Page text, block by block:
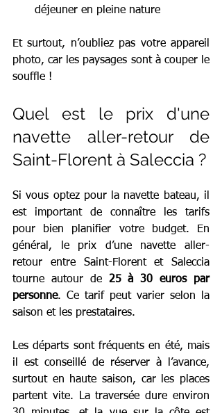
déjeuner en pleine nature
Et surtout, n’oubliez pas votre appareil
photo, car les paysages sont à couper le
souffle !
Quel est le prix d'une
navette aller-retour de
Saint-Florent à Saleccia ?
Si vous optez pour la navette bateau, il
est important de connaître les tarifs
pour bien planifier votre budget. En
général, le prix d’une navette aller-
retour entre Saint-Florent et Saleccia
tourne autour de 25 à 30 euros par
personne. Ce tarif peut varier selon la
saison et les prestataires.
Les départs sont fréquents en été, mais
il est conseillé de réserver à l’avance,
surtout en haute saison, car les places
partent vite. La traversée dure environ